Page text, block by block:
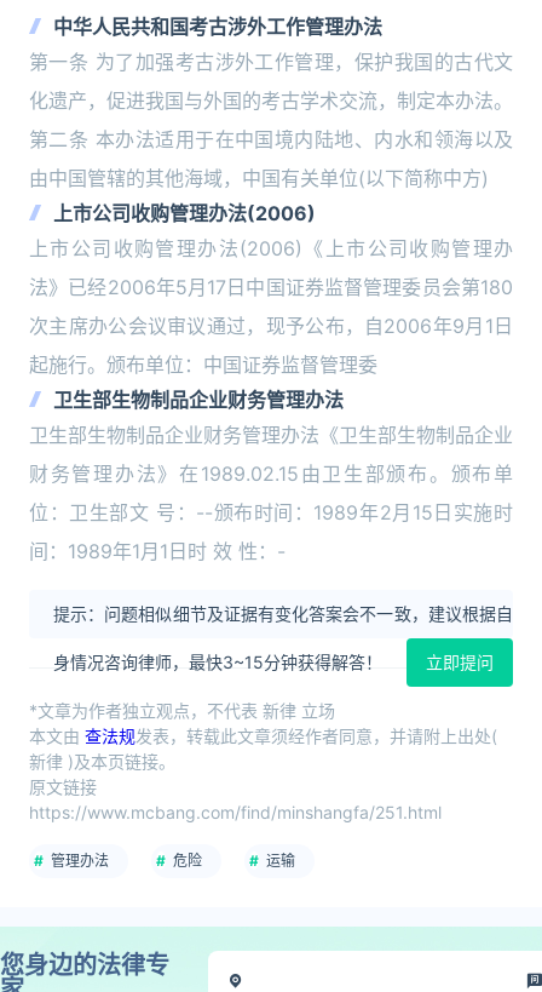
中华人民共和国考古涉外工作管理办法
第一条 为了加强考古涉外工作管理，保护我国的古代文
化遗产，促进我国与外国的考古学术交流，制定本办法。
第二条 本办法适用于在中国境内陆地、内水和领海以及
由中国管辖的其他海域，中国有关单位(以下简称中方)
上市公司收购管理办法(2006)
上市公司收购管理办法(2006)《上市公司收购管理办
法》已经2006年5月17日中国证券监督管理委员会第180
次主席办公会议审议通过，现予公布，自2006年9月1日
起施行。颁布单位：中国证券监督管理委
卫生部生物制品企业财务管理办法
卫生部生物制品企业财务管理办法《卫生部生物制品企业
财务管理办法》在1989.02.15由卫生部颁布。颁布单
位：卫生部文 号：--颁布时间：1989年2月15日实施时
间：1989年1月1日时 效 性：-
提示：问题相似细节及证据有变化答案会不一致，建议根据自
身情况咨询律师，最快3~15分钟获得解答！ 立即提问
*文章为作者独立观点，不代表 新律 立场
本文由 查法规发表，转载此文章须经作者同意，并请附上出处(
新律 )及本页链接。
原文链接
https://www.mcbang.com/find/minshangfa/251.html
管理办法 危险 运输
您身边的法律专